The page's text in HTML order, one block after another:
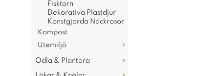
Fisktorn
Dekorativa Plastdjur
Konstgjorda Näckrosor
Kompost
Utemiljö
Odla & Plantera